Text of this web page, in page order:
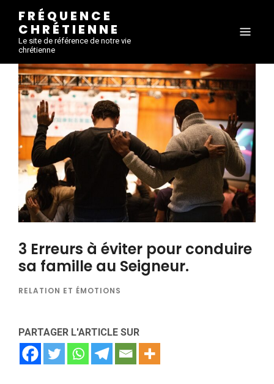
FRÉQUENCE
CHRÉTIENNE
Le site de référence de notre vie
chrétienne
3 Erreurs à éviter pour conduire
sa famille au Seigneur.
RELATION ET ÉMOTIONS
PARTAGER L'ARTICLE SUR